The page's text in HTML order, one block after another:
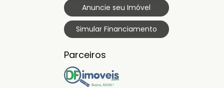
Anuncie seu Imóvel
Simular Financiamento
Parceiros